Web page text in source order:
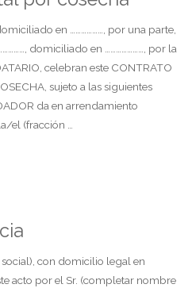
en ………………, por una parte,
domiciliado en …………………, por la
celebran este CONTRATO
sujeto a las siguientes
da en arrendamiento
el (fracción …
con domicilio legal en
acto por el Sr. (completar nombre